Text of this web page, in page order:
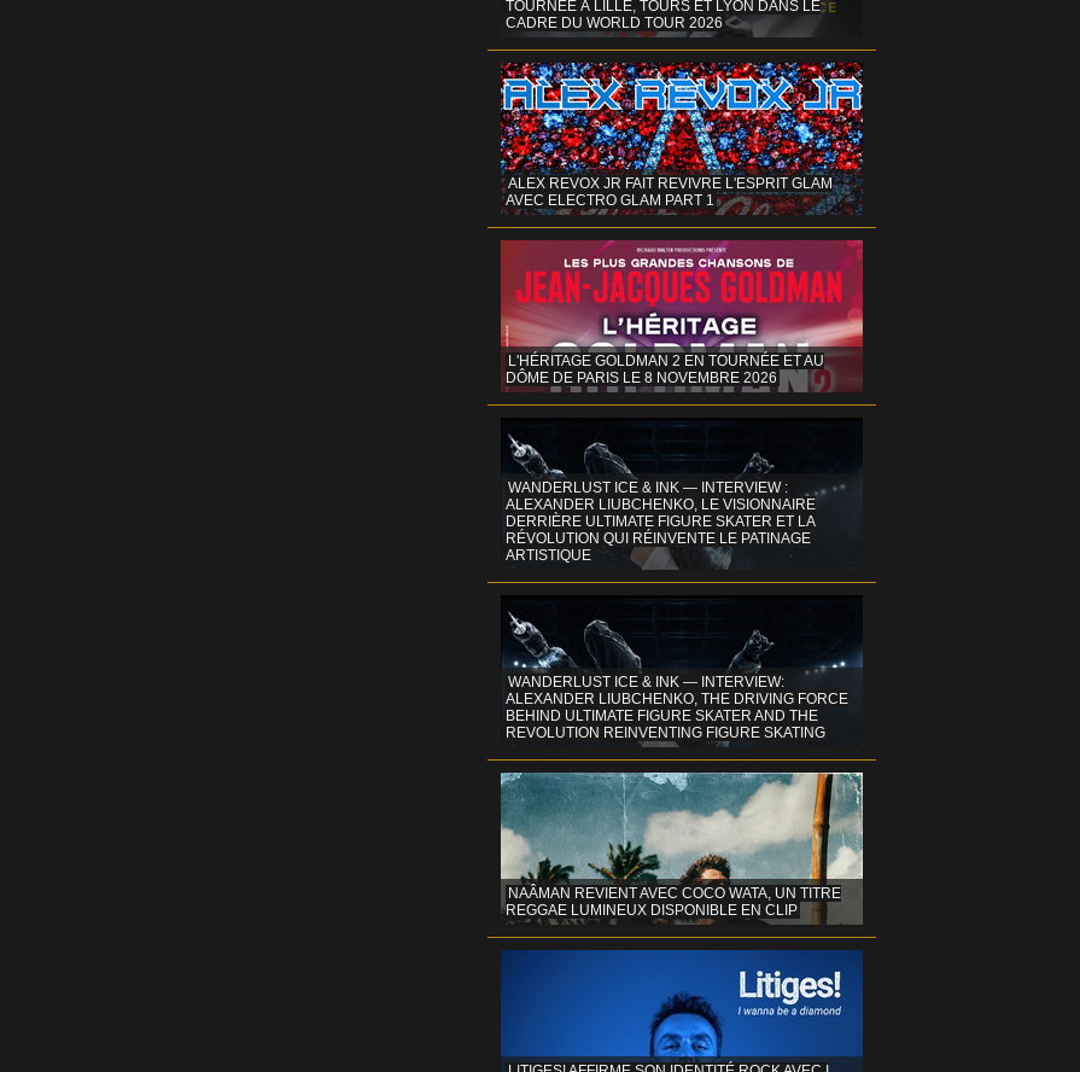
TOURNÉE À LILLE, TOURS ET LYON DANS LE
CADRE DU WORLD TOUR 2026
ALEX REVOX JR FAIT REVIVRE L'ESPRIT GLAM
AVEC ELECTRO GLAM PART 1
L'HÉRITAGE GOLDMAN 2 EN TOURNÉE ET AU
DÔME DE PARIS LE 8 NOVEMBRE 2026
WANDERLUST ICE & INK — INTERVIEW :
ALEXANDER LIUBCHENKO, LE VISIONNAIRE
DERRIÈRE ULTIMATE FIGURE SKATER ET LA
RÉVOLUTION QUI RÉINVENTE LE PATINAGE
ARTISTIQUE
WANDERLUST ICE & INK — INTERVIEW:
ALEXANDER LIUBCHENKO, THE DRIVING FORCE
BEHIND ULTIMATE FIGURE SKATER AND THE
REVOLUTION REINVENTING FIGURE SKATING
NAÂMAN REVIENT AVEC COCO WATA, UN TITRE
REGGAE LUMINEUX DISPONIBLE EN CLIP